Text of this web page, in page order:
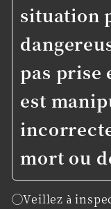
situation
pas prise
est
mort ou
◯Veillez à